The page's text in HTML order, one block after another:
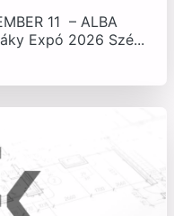
11 – ALBA
Expó 2026 Szé...